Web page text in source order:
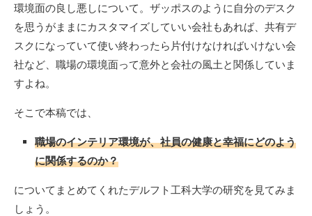
環境面の良し悪しについて。ザッポスのように自分のデスク
を思うがままにカスタマイズしていい会社もあれば、共有デ
スクになっていて使い終わったら片付けなければいけない会
社など、職場の環境面って意外と会社の風土と関係していま
すよね。
そこで本稿では、
職場のインテリア環境が、社員の健康と幸福にどのよう
に関係するのか？
についてまとめてくれたデルフト工科大学の研究を見てみま
しょう。